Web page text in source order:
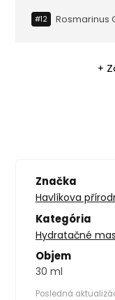
#12 Rosmarinus
+
Značka
Havlíkova
Kategória
Hydratačné
Objem
30 ml
Posledná